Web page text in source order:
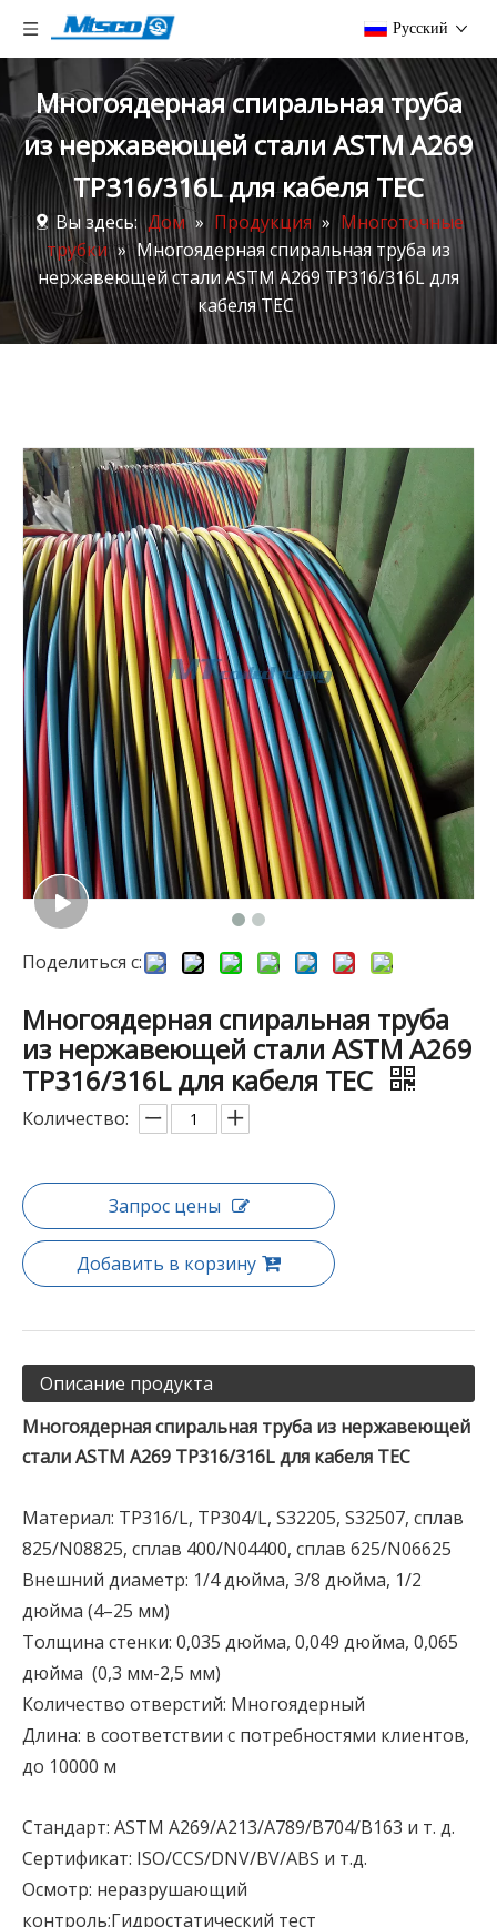
Pусский
Многоядерная спиральная труба
из нержавеющей стали ASTM A269
TP316/316L для кабеля TEC
Вы здесь: Дом » Продукция » Многоточные
трубки » Многоядерная спиральная труба из
нержавеющей стали ASTM A269 TP316/316L для
кабеля TEC
Поделиться с:
Многоядерная спиральная труба
из нержавеющей стали ASTM A269
TP316/316L для кабеля TEC
Количество:
Запрос цены
Добавить в корзину
Описание продукта
Многоядерная спиральная труба из нержавеющей
стали ASTM A269 TP316/316L для кабеля TEC
Материал: TP316/L, TP304/L, S32205, S32507, сплав
825/N08825, сплав 400/N04400, сплав 625/N06625
Внешний диаметр: 1/4 дюйма, 3/8 дюйма, 1/2
дюйма (4–25 мм)
Толщина стенки: 0,035 дюйма, 0,049 дюйма, 0,065
дюйма (0,3 мм-2,5 мм)
Количество отверстий: Многоядерный
Длина: в соответствии с потребностями клиентов,
до 10000 м
Стандарт: ASTM A269/A213/A789/B704/B163 и т. д.
Сертификат: ISO/CCS/DNV/BV/ABS и т.д.
Осмотр: неразрушающий
контроль;Гидростатический тест